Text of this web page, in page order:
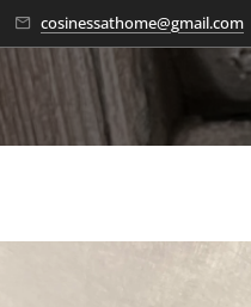
cosinessathome@gmail.com